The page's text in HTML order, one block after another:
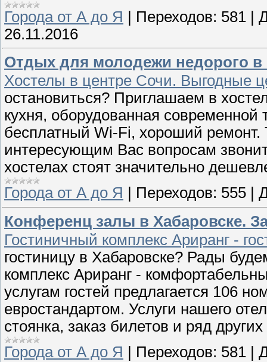
Города от А до Я | Переходов: 581 |
26.11.2016
Отдых для молодежи недорого в
Хостелы в центре Сочи. Выгодные
остановиться? Приглашаем в
кухня, оборудованная
бесплатный Wi-Fi, хороший
интересующим Вас вопросам
хостелах стоят значительно
Города от А до Я
Переходов: 555
Конференц залы в Хабаровске.
Гостиничный комплекс Ариранг -
гостиницу в Хабаровске? Рады
комплекс Ариранг -
услугам гостей предлагается 106
евростандартом. Услуги нашего
стоянка, заказ билетов и ряд
Города от А до Я
Переходов: 581